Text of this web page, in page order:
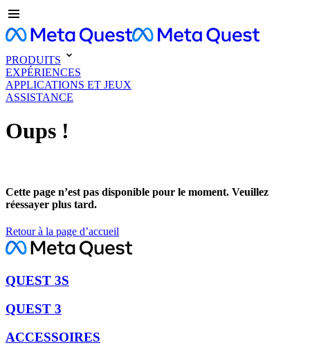
PRODUITS
EXPÉRIENCES
APPLICATIONS ET JEUX
ASSISTANCE
Oups !
Cette page n’est pas disponible pour le moment. Veuillez
réessayer plus tard.
Retour à la page d’accueil
QUEST 3S
QUEST 3
ACCESSOIRES